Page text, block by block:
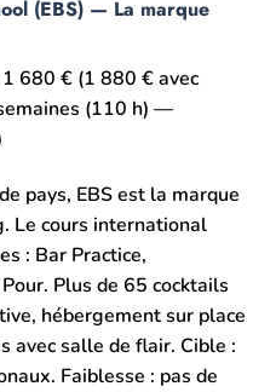
(EBS) — La marque
1 680 € (1 880 € avec
(110 h) —
pays, EBS est la marque
Le cours international
: Bar Practice,
Plus de 65 cocktails
hébergement sur place
avec salle de flair. Cible :
Faiblesse : pas de